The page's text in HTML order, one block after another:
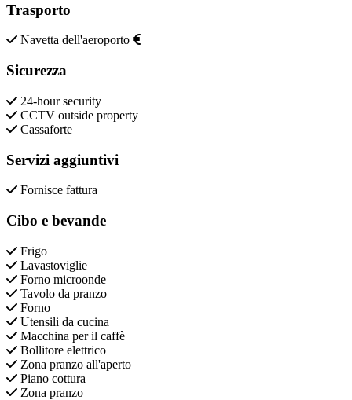
Trasporto
Navetta dell'aeroporto
Sicurezza
24-hour security
CCTV outside property
Cassaforte
Servizi aggiuntivi
Fornisce fattura
Cibo e bevande
Frigo
Lavastoviglie
Forno microonde
Tavolo da pranzo
Forno
Utensili da cucina
Macchina per il caffè
Bollitore elettrico
Zona pranzo all'aperto
Piano cottura
Zona pranzo